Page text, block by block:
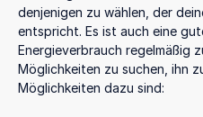
denjenigen zu wählen, der
entspricht. Es ist auch eine
Energieverbrauch regelmäßig
Möglichkeiten zu suchen, ihn
Möglichkeiten dazu sind: